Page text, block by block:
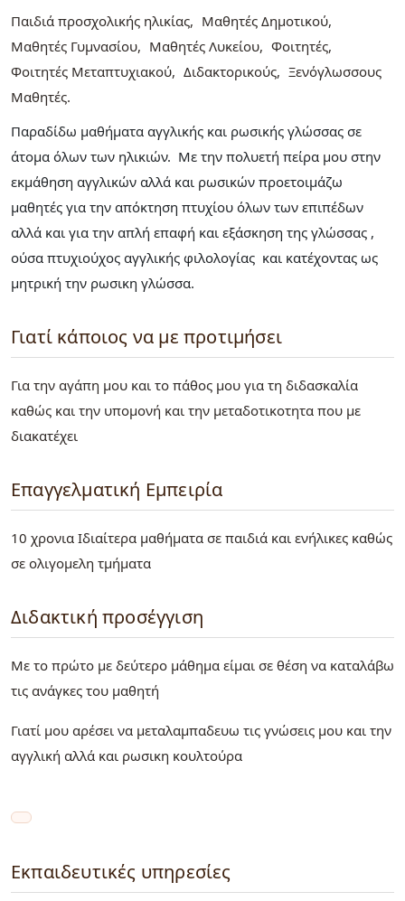
Παιδιά προσχολικής ηλικίας
Μαθητές Δημοτικού
Μαθητές Γυμνασίου
Μαθητές Λυκείου
Φοιτητές
Φοιτητές Μεταπτυχιακού
Διδακτορικούς
Ξενόγλωσσους
Μαθητές
Παραδίδω μαθήματα αγγλικής και ρωσικής γλώσσας σε
άτομα όλων των ηλικιών. Με την πολυετή πείρα μου στην
εκμάθηση αγγλικών αλλά και ρωσικών προετοιμάζω
μαθητές για την απόκτηση πτυχίου όλων των επιπέδων
αλλά και για την απλή επαφή και εξάσκηση της γλώσσας ,
ούσα πτυχιούχος αγγλικής φιλολογίας και κατέχοντας ως
μητρική την ρωσικη γλώσσα.
Γιατί κάποιος να με προτιμήσει
Για την αγάπη μου και το πάθος μου για τη διδασκαλία
καθώς και την υπομονή και την μεταδοτικοτητα που με
διακατέχει
Επαγγελματική Εμπειρία
10 χρονια Ιδιαίτερα μαθήματα σε παιδιά και ενήλικες καθώς
σε ολιγομελη τμήματα
Διδακτική προσέγγιση
Με το πρώτο με δεύτερο μάθημα είμαι σε θέση να καταλάβω
τις ανάγκες του μαθητή
Γιατί μου αρέσει να μεταλαμπαδευω τις γνώσεις μου και την
αγγλική αλλά και ρωσικη κουλτούρα
Εκπαιδευτικές υπηρεσίες